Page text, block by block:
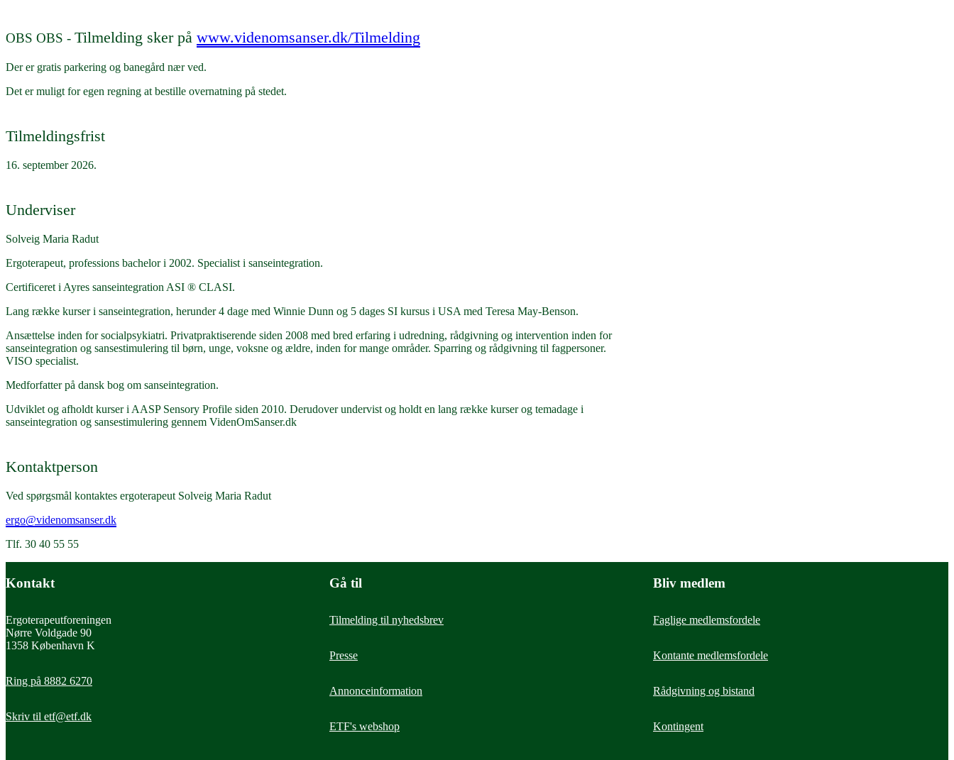
OBS OBS - Tilmelding sker på www.videnomsanser.dk/Tilmelding
Der er gratis parkering og banegård nær ved.
Det er muligt for egen regning at bestille overnatning på stedet.
Tilmeldingsfrist
16. september 2026.
Underviser
Solveig Maria Radut
Ergoterapeut, professions bachelor i 2002. Specialist i sanseintegration.
Certificeret i Ayres sanseintegration ASI ® CLASI.
Lang række kurser i sanseintegration, herunder 4 dage med Winnie Dunn og 5 dages SI kursus i USA med Teresa May-Benson.
Ansættelse inden for socialpsykiatri. Privatpraktiserende siden 2008 med bred erfaring i udredning, rådgivning og intervention inden for
sanseintegration og sansestimulering til børn, unge, voksne og ældre, inden for mange områder. Sparring og rådgivning til fagpersoner.
VISO specialist.
Medforfatter på dansk bog om sanseintegration.
Udviklet og afholdt kurser i AASP Sensory Profile siden 2010. Derudover undervist og holdt en lang række kurser og temadage i
sanseintegration og sansestimulering gennem VidenOmSanser.dk
Kontaktperson
Ved spørgsmål kontaktes ergoterapeut Solveig Maria Radut
ergo@videnomsanser.dk
Tlf. 30 40 55 55
Kontakt
Ergoterapeutforeningen
Nørre Voldgade 90
1358 København K
Ring på 8882 6270
Skriv til etf@etf.dk
Gå til
Tilmelding til nyhedsbrev
Presse
Annonceinformation
ETF's webshop
Bliv medlem
Faglige medlemsfordele
Kontante medlemsfordele
Rådgivning og bistand
Kontingent